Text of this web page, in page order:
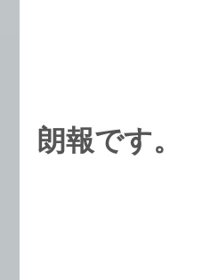
朗報です。